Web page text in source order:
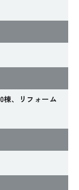
棟、リフォーム